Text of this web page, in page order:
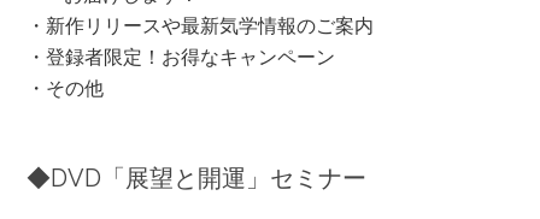
・新作リリースや最新気学情報のご案内
・登録者限定！お得なキャンペーン
・その他
◆DVD「展望と開運」セミナー